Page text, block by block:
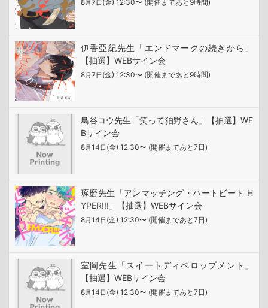
8月7日 (金) 12:30〜 (開催まであと9時間)
伊香亞紀先生「エンドマークの続きから」
【抽選】WEBサイン会
8月7日 (金) 12:30〜 (開催まであと9時間)
鳥谷コウ先生「笑って狛野さん」【抽選】WE
Bサイン会
8月14日 (金) 12:30〜 (開催まであと7日)
琢磨先生「アンマッチング・ハートビート H
YPER!!!」【抽選】WEBサイン会
8月14日 (金) 12:30〜 (開催まであと7日)
室岡先生「スイートディベロップメント」
【抽選】WEBサイン会
8月14日 (金) 12:30〜 (開催まであと7日)